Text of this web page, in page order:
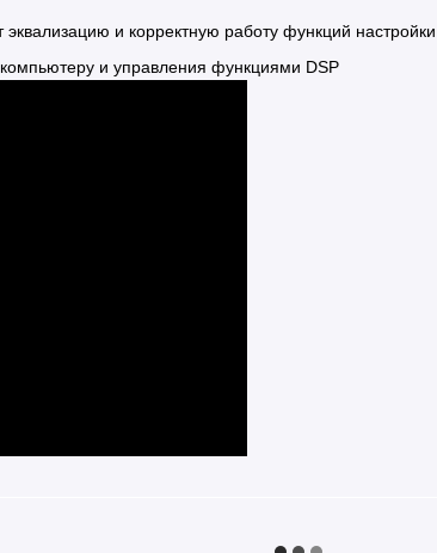
и корректную работу функций настройки
и управления функциями DSP